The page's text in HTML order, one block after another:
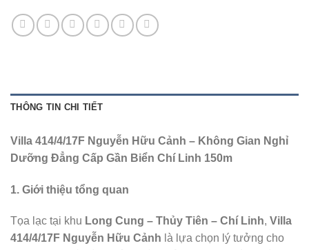
THÔNG TIN CHI TIẾT
Villa 414/4/17F Nguyễn Hữu Cảnh – Không Gian Nghỉ
Dưỡng Đẳng Cấp Gần Biển Chí Linh 150m
1. Giới thiệu tổng quan
Tọa lạc tại khu Long Cung – Thủy Tiên – Chí Linh, Villa
414/4/17F Nguyễn Hữu Cảnh là lựa chọn lý tưởng cho